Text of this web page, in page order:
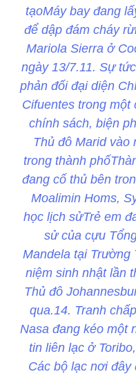
tạoMáy bay đang
để dập đám cháy
Mariola Sierra ở
ngày 13/7.11. Sự
phản đối đại diện
Cifuentes trong một
chính sách, biện
Thủ đô Marid vào
trong thành
đang cố thủ bên
Moalimin Homs,
học lịch sửTrẻ em
sử của cựu
Mandela tại Trường
niệm sinh nhật lần
Thủ đô
qua.14. Tranh
Nasa đang kéo một
tin liên lạc ở
Các bộ lạc nơi